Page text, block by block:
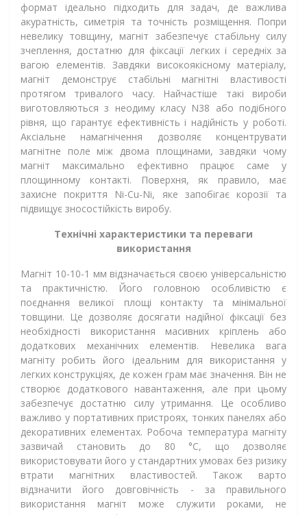
формат ідеально підходить для задач, де важлива
акуратність, симетрія та точність розміщення. Попри
невелику товщину, магніт забезпечує стабільну силу
зчеплення, достатню для фіксації легких і середніх за
вагою елементів. Завдяки високоякісному матеріалу,
магніт демонструє стабільні магнітні властивості
протягом тривалого часу. Найчастіше такі вироби
виготовляються з неодиму класу N38 або подібного
рівня, що гарантує ефективність і надійність у роботі.
Аксіальне намагнічення дозволяє концентрувати
магнітне поле між двома площинами, завдяки чому
магніт максимально ефективно працює саме у
площинному контакті. Поверхня, як правило, має
захисне покриття Ni-Cu-Ni, яке запобігає корозії та
підвищує зносостійкість виробу.
Технічні характеристики та переваги
використання
Магніт 10-10-1 мм відзначається своєю універсальністю
та практичністю. Його головною особливістю є
поєднання великої площі контакту та мінімальної
товщини. Це дозволяє досягати надійної фіксації без
необхідності використання масивних кріплень або
додаткових механічних елементів. Невелика вага
магніту робить його ідеальним для використання у
легких конструкціях, де кожен грам має значення. Він не
створює додаткового навантаження, але при цьому
забезпечує достатню силу утримання. Це особливо
важливо у портативних пристроях, тонких панелях або
декоративних елементах. Робоча температура магніту
зазвичай становить до 80 °C, що дозволяє
використовувати його у стандартних умовах без ризику
втрати магнітних властивостей. Також варто
відзначити його довговічність - за правильного
використання магніт може служити роками, не